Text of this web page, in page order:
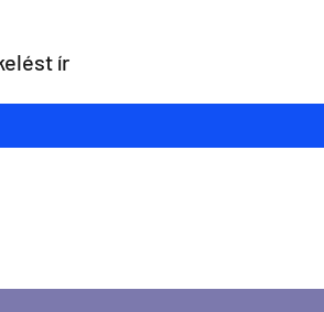
ír
aktivitással kapcsolatban?